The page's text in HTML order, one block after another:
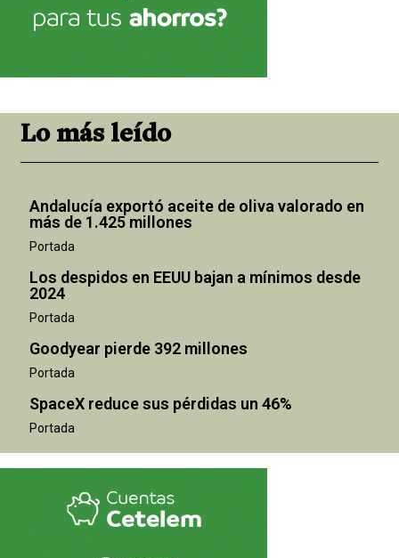
Lo más leído
Andalucía exportó aceite de oliva valorado en
más de 1.425 millones
Portada
Los despidos en EEUU bajan a mínimos desde
2024
Portada
Goodyear pierde 392 millones
Portada
SpaceX reduce sus pérdidas un 46%
Portada